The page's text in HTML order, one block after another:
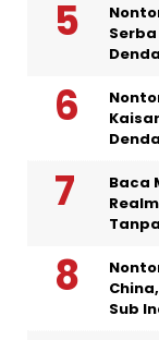
Baca
Sub